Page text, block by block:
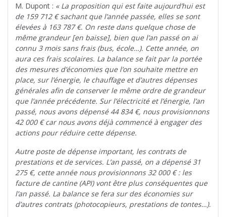
M. Dupont : « La proposition qui est faite aujourd’hui est
de 159 712 € sachant que l’année passée, elles se sont
élevées à 163 787 €. On reste dans quelque chose de
même grandeur [en baisse], bien que l’an passé on ai
connu 3 mois sans frais (bus, école…). Cette année, on
aura ces frais scolaires. La balance se fait par la portée
des mesures d’économies que l’on souhaite mettre en
place, sur l’énergie, le chauffage et d’autres dépenses
générales afin de conserver le même ordre de grandeur
que l’année précédente. Sur l’électricité et l’énergie, l’an
passé, nous avons dépensé 44 834 €, nous provisionnons
42 000 € car nous avons déjà commencé à engager des
actions pour réduire cette dépense.
Autre poste de dépense important, les contrats de
prestations et de services. L’an passé, on a dépensé 31
275 €, cette année nous provisionnons 32 000 € : les
facture de cantine (API) vont être plus conséquentes que
l’an passé. La balance se fera sur des économies sur
d’autres contrats (photocopieurs, prestations de tontes…).